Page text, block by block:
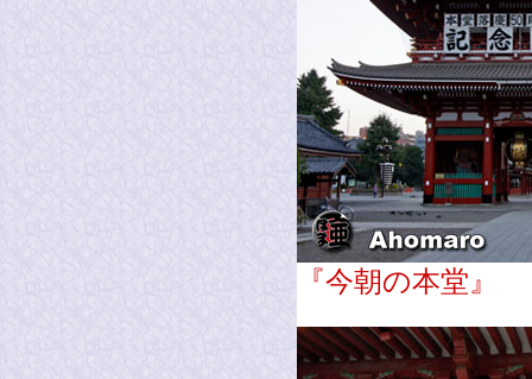
『今朝の本堂』